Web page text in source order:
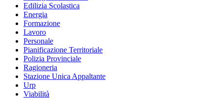
Edilizia Scolastica
Energia
Formazione
Lavoro
Personale
Pianificazione Territoriale
Polizia Provinciale
Ragioneria
Stazione Unica Appaltante
Urp
Viabilità